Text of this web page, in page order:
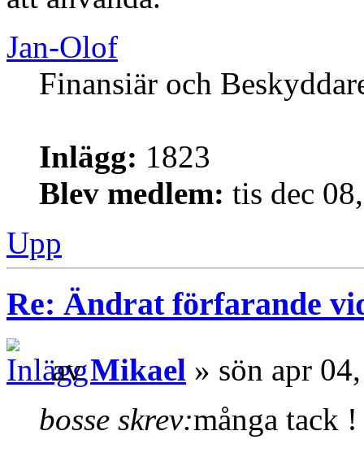
Jan-Olof
Finansiär och
Inlägg: 1823
Blev medlem: tis dec
Upp
Re: Ändrat förfarande
avMikael » sön apr
bosse skrev:många tack